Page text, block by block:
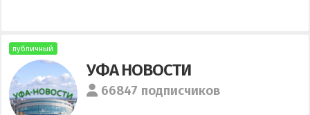
публичный
УФА НОВОСТИ
66847 подписчиков